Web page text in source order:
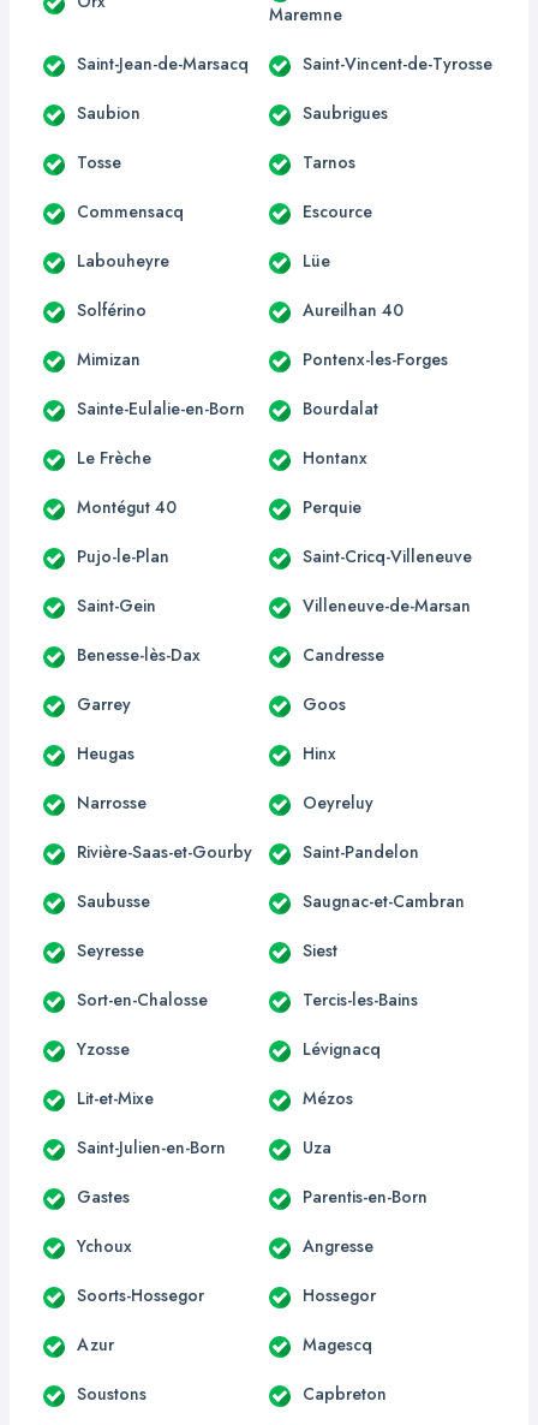
Maremne
Saint-Jean-de-Marsacq Saint-Vincent-de-Tyrosse
Saubion Saubrigues
Tosse Tarnos
Commensacq Escource
Labouheyre Lüe
Solférino Aureilhan 40
Mimizan Pontenx-les-Forges
Sainte-Eulalie-en-Born Bourdalat
Le Frèche Hontanx
Montégut 40 Perquie
Pujo-le-Plan Saint-Cricq-Villeneuve
Saint-Gein Villeneuve-de-Marsan
Benesse-lès-Dax Candresse
Garrey Goos
Heugas Hinx
Narrosse Oeyreluy
Rivière-Saas-et-Gourby Saint-Pandelon
Saubusse Saugnac-et-Cambran
Seyresse Siest
Sort-en-Chalosse Tercis-les-Bains
Yzosse Lévignacq
Lit-et-Mixe Mézos
Saint-Julien-en-Born Uza
Gastes Parentis-en-Born
Ychoux Angresse
Soorts-Hossegor Hossegor
Azur Magescq
Soustons Capbreton